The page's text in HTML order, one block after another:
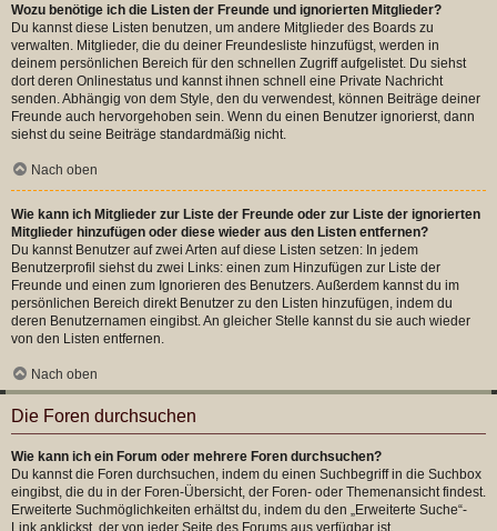
Wozu benötige ich die Listen der Freunde und ignorierten Mitglieder?
Du kannst diese Listen benutzen, um andere Mitglieder des Boards zu
verwalten. Mitglieder, die du deiner Freundesliste hinzufügst, werden in
deinem persönlichen Bereich für den schnellen Zugriff aufgelistet. Du siehst
dort deren Onlinestatus und kannst ihnen schnell eine Private Nachricht
senden. Abhängig von dem Style, den du verwendest, können Beiträge deiner
Freunde auch hervorgehoben sein. Wenn du einen Benutzer ignorierst, dann
siehst du seine Beiträge standardmäßig nicht.
Nach oben
Wie kann ich Mitglieder zur Liste der Freunde oder zur Liste der ignorierten
Mitglieder hinzufügen oder diese wieder aus den Listen entfernen?
Du kannst Benutzer auf zwei Arten auf diese Listen setzen: In jedem
Benutzerprofil siehst du zwei Links: einen zum Hinzufügen zur Liste der
Freunde und einen zum Ignorieren des Benutzers. Außerdem kannst du im
persönlichen Bereich direkt Benutzer zu den Listen hinzufügen, indem du
deren Benutzernamen eingibst. An gleicher Stelle kannst du sie auch wieder
von den Listen entfernen.
Nach oben
Die Foren durchsuchen
Wie kann ich ein Forum oder mehrere Foren durchsuchen?
Du kannst die Foren durchsuchen, indem du einen Suchbegriff in die Suchbox
eingibst, die du in der Foren-Übersicht, der Foren- oder Themenansicht findest.
Erweiterte Suchmöglichkeiten erhältst du, indem du den „Erweiterte Suche“-
Link anklickst, der von jeder Seite des Forums aus verfügbar ist.